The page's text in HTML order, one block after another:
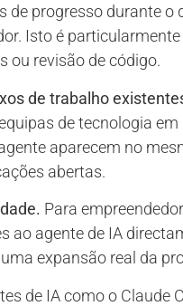
de progresso durante
Isto é
ou revisão de código.
de trabalho
de tecnologia
aparecem no
abertas.
Para
ao agente de IA
expansão real da
de IA como o